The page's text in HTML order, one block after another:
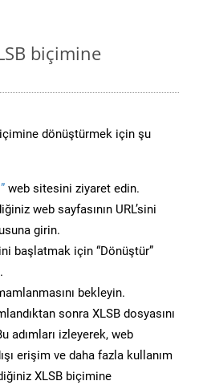
biçimine
dönüştürmek için şu
web sitesini ziyaret edin.
web sayfasının URL’sini
girin.
başlatmak için “Dönüştür”
bekleyin.
sonra XLSB dosyasını
adımları izleyerek, web
erişim ve daha fazla kullanım
XLSB biçimine